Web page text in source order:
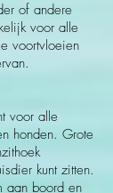
of andere
voor alle
voortvloeien
voor alle
honden. Grote
kunt zitten.
boord en